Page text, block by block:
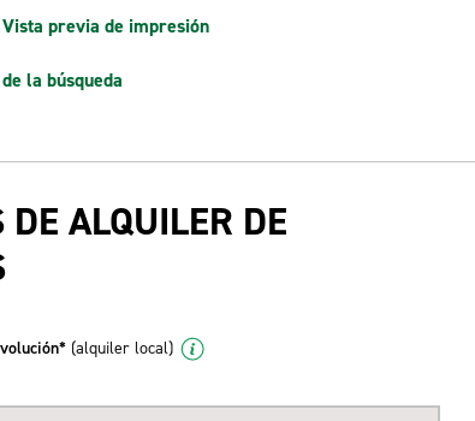
Vista previa de impresión
la búsqueda
DE ALQUILER DE
(alquiler local)